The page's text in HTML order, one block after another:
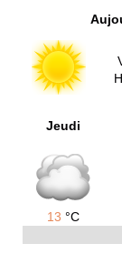
Jeudi
13 °C